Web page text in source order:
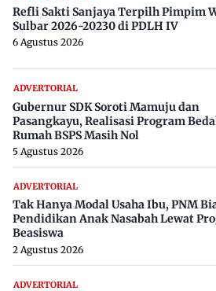
Refli Sakti Sanjaya Terpilh Pimpim
Sulbar 2026-20230 di PDLH IV
6 Agustus 2026
ADVERTORIAL
Gubernur SDK Soroti Mamuju dan
Pasangkayu, Realisasi Program
Rumah BSPS Masih Nol
5 Agustus 2026
ADVERTORIAL
Tak Hanya Modal Usaha Ibu, PNM
Pendidikan Anak Nasabah Lewat
Beasiswa
2 Agustus 2026
ADVERTORIAL